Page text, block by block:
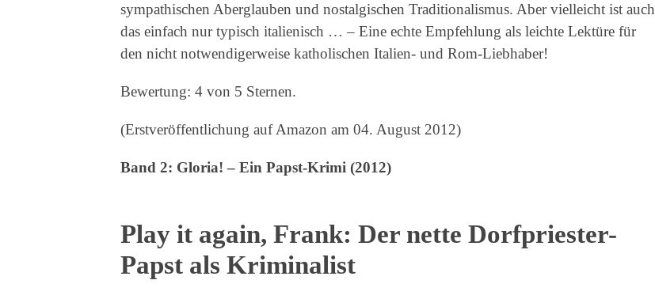
sympathischen Aberglauben und nostalgischen Traditionalismus. Aber vielleicht ist auch
das einfach nur typisch italienisch … – Eine echte Empfehlung als leichte Lektüre für
den nicht notwendigerweise katholischen Italien- und Rom-Liebhaber!
Bewertung: 4 von 5 Sternen.
(Erstveröffentlichung auf Amazon am 04. August 2012)
Band 2: Gloria! – Ein Papst-Krimi (2012)
Play it again, Frank: Der nette Dorfpriester-
Papst als Kriminalist